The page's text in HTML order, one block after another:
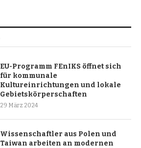
EU-Programm FEnIKS öffnet sich
für kommunale
Kultureinrichtungen und lokale
Gebietskörperschaften
29 März 2024
Wissenschaftler aus Polen und
Taiwan arbeiten an modernen